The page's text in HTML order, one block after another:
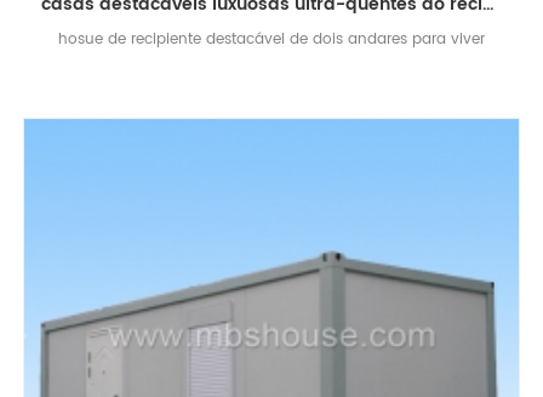
hosue de recipiente destacável de dois andares para viver